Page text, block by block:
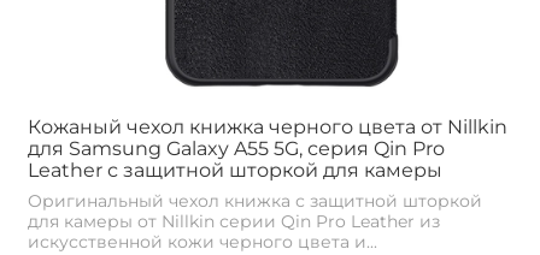
Кожаный чехол книжка черного цвета от Nillkin
для Samsung Galaxy A55 5G, серия Qin Pro
Leather с защитной шторкой для камеры
Оригинальный чехол книжка с защитной шторкой
для камеры от Nillkin серии Qin Pro Leather из
искусственной кожи черного цвета и...